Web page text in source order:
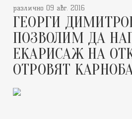
различно 09 авг. 2016
ГЕОРГИ
ПОЗВОЛИМ ДА
ЕКАРИСАЖ НА
ОТРОВЯТ